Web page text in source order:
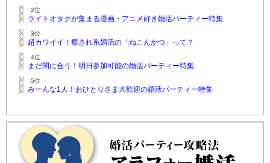
2位
ライトオタクが集まる漫画・アニメ好き婚活パーティー特集
3位
超カワイイ！癒され系婚活の「ねこんかつ」って？
4位
まだ間に合う！明日参加可能の婚活パーティー特集
5位
みーんな1人！おひとりさま大歓迎の婚活パーティー特集